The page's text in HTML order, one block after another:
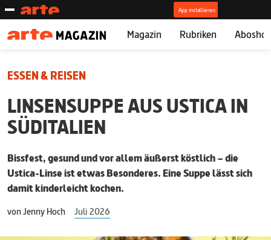
Magazin Rubriken
ESSEN & REISEN
LINSENSUPPE AUS USTICA IN
SÜDITALIEN
Bissfest, gesund und vor allem äußerst köstlich – die
Ustica-Linse ist etwas Besonderes. Eine Suppe lässt sich
damit kinderleicht kochen.
vonJenny Hoch Juli 2026